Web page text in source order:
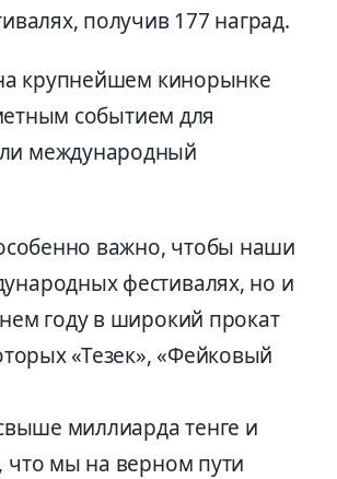
получив 177 наград.
крупнейшем кинорынке
событием для
международный
важно, чтобы наши
фестивалях, но и
году в широкий прокат
«Тезек», «Фейковый
миллиарда тенге и
что мы на верном пути